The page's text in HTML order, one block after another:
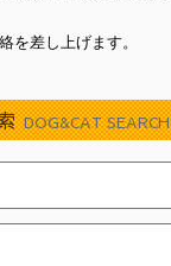
を差し上げます。
DOG&CAT SEARCH